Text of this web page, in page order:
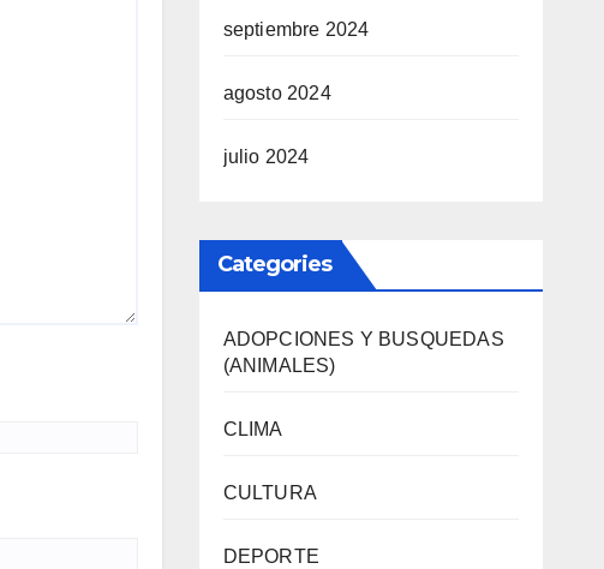
septiembre 2024
agosto 2024
julio 2024
Categories
ADOPCIONES Y BUSQUEDAS
(ANIMALES)
CLIMA
CULTURA
DEPORTE